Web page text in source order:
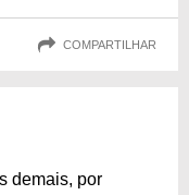
COMPARTILHAR
demais, por